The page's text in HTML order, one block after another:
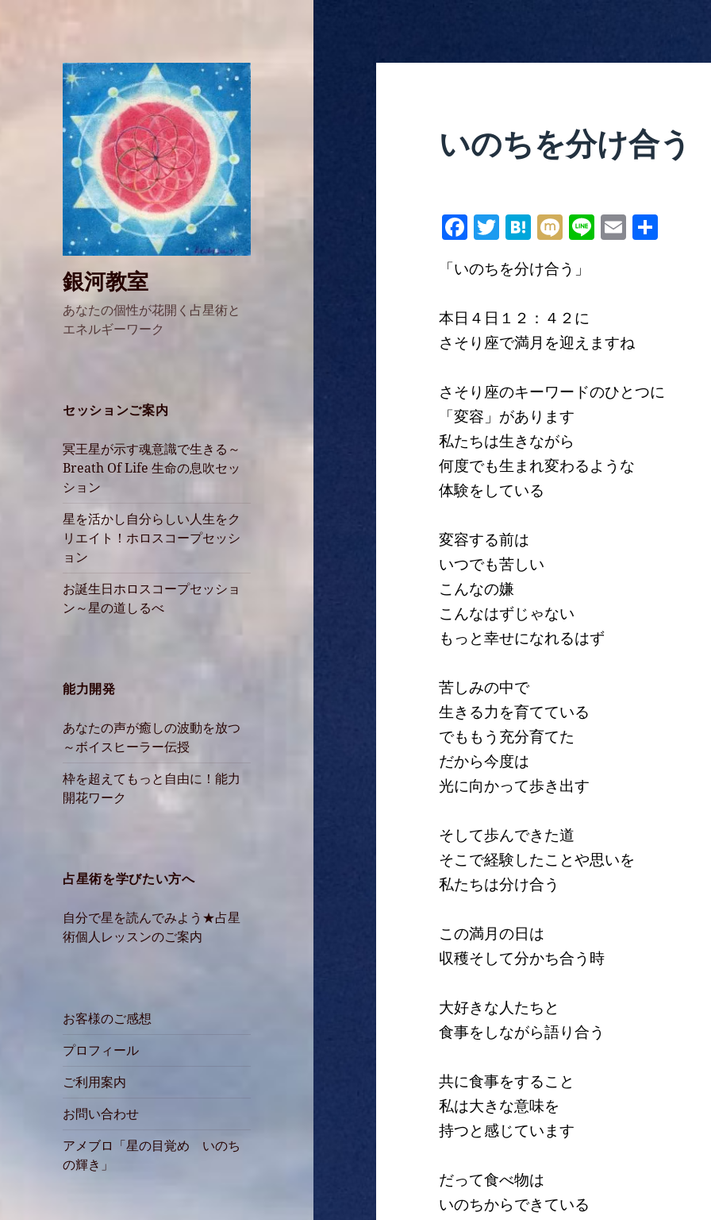
銀河教室
あなたの個性が花開く占星術と
エネルギーワーク
セッションご案内
冥王星が示す魂意識で生きる～
Breath Of Life 生命の息吹セッ
ション
星を活かし自分らしい人生をク
リエイト！ホロスコープセッシ
ョン
お誕生日ホロスコープセッショ
ン～星の道しるべ
能力開発
あなたの声が癒しの波動を放つ
～ボイスヒーラー伝授
枠を超えてもっと自由に！能力
開花ワーク
占星術を学びたい方へ
自分で星を読んでみよう★占星
術個人レッスンのご案内
お客様のご感想
プロフィール
ご利用案内
お問い合わせ
アメブロ「星の目覚め いのち
の輝き」
いのちを分け合う
Fa
bo
T
tte
H
en
M
i
Li
E
「いのちを分け合う」
本日４日１２：４２に
さそり座で満月を迎えますね
さそり座のキーワードのひとつに
「変容」があります
私たちは生きながら
何度でも生まれ変わるような
体験をしている
変容する前は
いつでも苦しい
こんなの嫌
こんなはずじゃない
もっと幸せになれるはず
苦しみの中で
生きる力を育てている
でももう充分育てた
だから今度は
光に向かって歩き出す
そして歩んできた道
そこで経験したことや思いを
私たちは分け合う
この満月の日は
収穫そして分かち合う時
大好きな人たちと
食事をしながら語り合う
共に食事をすること
私は大きな意味を
持つと感じています
だって食べ物は
いのちからできている